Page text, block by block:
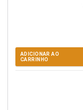
ADICIONAR AO
CARRINHO